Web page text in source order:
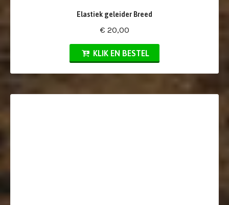
Elastiek geleider Breed
€ 20,00
KLIK EN BESTEL